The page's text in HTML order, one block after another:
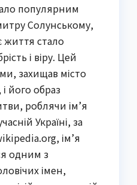
популярним
Солунському,
життя стало
і віру. Цей
захищав місто
його образ
роблячи ім’я
Україні, за
ім’я
одним з
імен,